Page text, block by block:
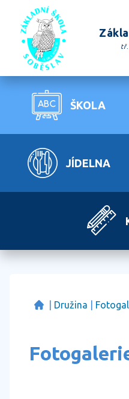
tř.
ŠKOLA
JÍDELNA
Družina